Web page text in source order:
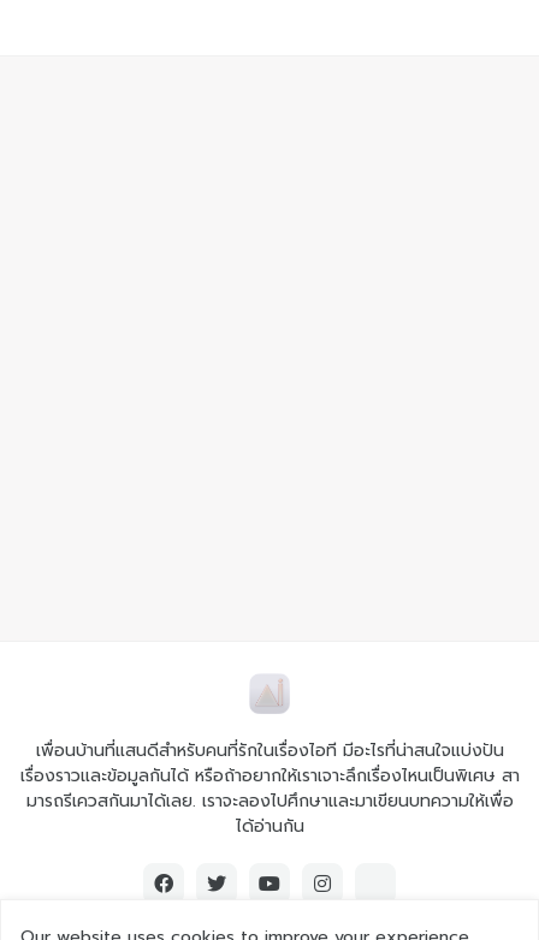
เพื่อนบ้านที่แสนดีสำหรับคนที่รักในเรื่องไอที มีอะไรที่น่าสนใจแบ่งปัน
เรื่องราวและข้อมูลกันได้ หรือถ้าอยากให้เราเจาะลึกเรื่องไหนเป็นพิเศษ สา
มารถรีเควสกันมาได้เลย. เราจะลองไปศึกษาและมาเขียนบทความให้เพื่อ
ได้อ่านกัน